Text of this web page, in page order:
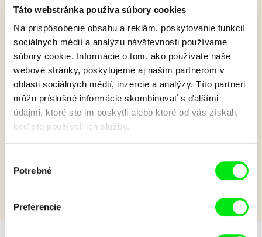
Táto webstránka používa súbory cookies
Na prispôsobenie obsahu a reklám, poskytovanie funkcií
sociálnych médií a analýzu návštevnosti používame
súbory cookie. Informácie o tom, ako používate naše
webové stránky, poskytujeme aj našim partnerom v
oblasti sociálnych médií, inzercie a analýzy. Títo partneri
môžu príslušné informácie skombinovať s ďalšími
údajmi, ktoré ste im poskytli alebo ktoré od vás získali,
keď ste používali ich služby.
súhlasu
Potrebné
Preferencie
Farmageddon
Blízke stretnutie tretieho druhu s najobľúbenejším ovčím
stádom v Shaunovom filmovom dobrodružstve.
Zobraziť viac
Film bohužiaľ nie je k dispozícii :(
Je nám ľúto, ale tento film nie je vo Vašej krajine